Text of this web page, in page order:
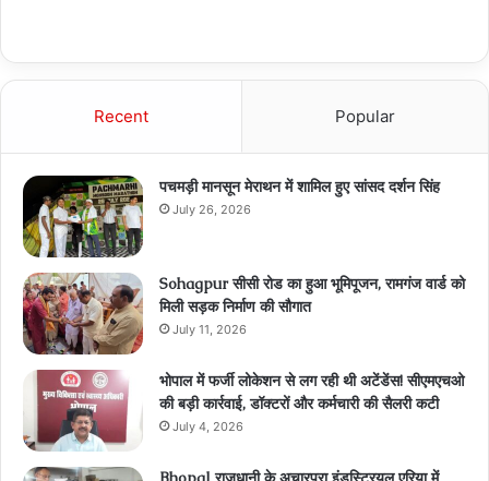
Recent Popular
पचमड़ी मानसून मेराथन में शामिल हुए सांसद दर्शन सिंह
July 26, 2026
Sohagpur सीसी रोड का हुआ भूमिपूजन, रामगंज वार्ड को
मिली सड़क निर्माण की सौगात
July 11, 2026
भोपाल में फर्जी लोकेशन से लग रही थी अटेंडेंस! सीएमएचओ
की बड़ी कार्रवाई, डॉक्टरों और कर्मचारी की सैलरी कटी
July 4, 2026